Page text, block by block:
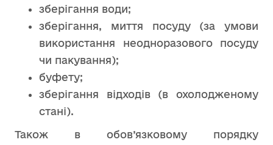
зберігання води;
зберігання, миття посуду (за умови
використання неодноразового посуду
чи пакування);
буфету;
зберігання відходів (в охолодженому
стані).
Також в обов’язковому порядку